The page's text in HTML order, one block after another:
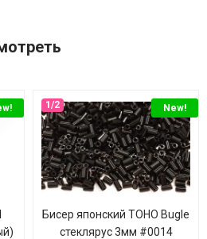
New!
Бисер японский TOHO Bugle
стеклярус 3мм #0014